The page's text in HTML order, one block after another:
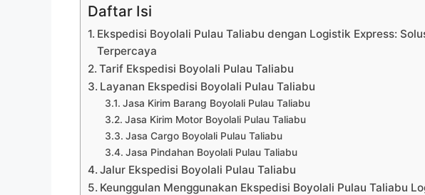
Daftar Isi
Ekspedisi Boyolali Pulau Taliabu dengan Logistik Express:
Terpercaya
Tarif Ekspedisi Boyolali Pulau Taliabu
Layanan Ekspedisi Boyolali Pulau Taliabu
Jasa Kirim Barang Boyolali Pulau Taliabu
Jasa Kirim Motor Boyolali Pulau Taliabu
Jasa Cargo Boyolali Pulau Taliabu
Jasa Pindahan Boyolali Pulau Taliabu
Jalur Ekspedisi Boyolali Pulau Taliabu
Keunggulan Menggunakan Ekspedisi Boyolali Pulau Taliabu